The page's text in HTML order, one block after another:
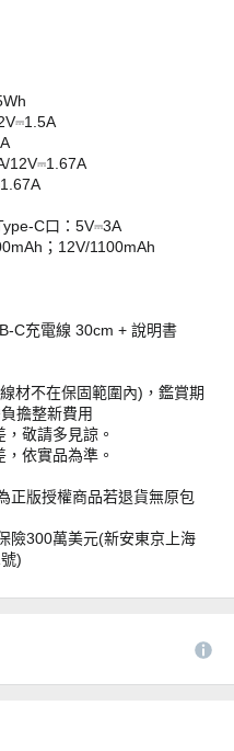
12V⎓1.67A
C口：5V⎓3A
；12V/1100mAh
C充電線 30cm + 說明書
材不在保固範圍內)，鑑賞期
擔整新費用
敬請多見諒。
依實品為準。
正版授權商品若退貨無原包
險300萬美元(新安東京上海
)